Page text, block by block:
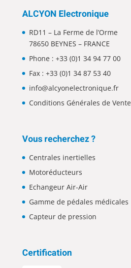
ALCYON Electronique
RD11 – La Ferme de l’Orme
78650 BEYNES – FRANCE
Phone : +33 (0)1 34 94 77 00
Fax : +33 (0)1 34 87 53 40
info@alcyonelectronique.fr
Conditions Générales de Vente
Vous recherchez ?
Centrales inertielles
Motoréducteurs
Echangeur Air-Air
Gamme de pédales médicales
Capteur de pression
Certification